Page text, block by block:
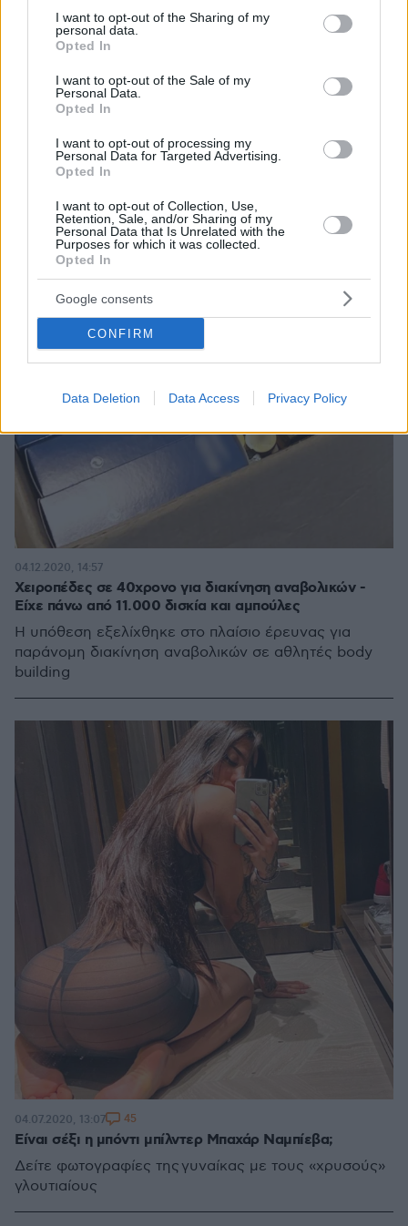
not limited to your visit or usage behaviour. You may click to
grant or deny consent to Google and its third-party tags to
use your data for below specified purposes in below Google
consent section.
I want to opt-out of the Sharing of my
personal data.
Opted In
I want to opt-out of the Sale of my
Personal Data.
Opted In
I want to opt-out of processing my
Personal Data for Targeted Advertising.
Opted In
I want to opt-out of Collection, Use,
Retention, Sale, and/or Sharing of my
Personal Data that Is Unrelated with the
Purposes for which it was collected.
Opted In
Google consents
CONFIRM
Data Deletion Data Access Privacy Policy
καταναλώνει… 150 αυγά τον μήνα
Η 53χρονη bodybuilder από το Λονδίνο που κάνει
κύμα προτάσεων από νεότερους άνδρες στα social
media για ραντεβού - «Με φλερτάρουν συνέχεια»,
δήλωσε
Χειροπέδες σε 40χρονο για διακίνηση αναβολικών -
Είχε πάνω από 11.000 δισκία και αμπούλες
Η υπόθεση εξελίχθηκε στο πλαίσιο έρευνας για
παράνομη διακίνηση αναβολικών σε αθλητές body
building
04.12.2020, 14:57
Είναι σέξι η μπόντι μπίλντερ Μπαχάρ Ναμπίεβα;
Δείτε φωτογραφίες της γυναίκας με τους «χρυσούς»
γλουτιαίους
04.07.2020, 13:07 45